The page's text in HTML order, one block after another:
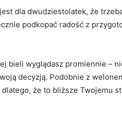
dla dwudziestolatek, że
podkopać radość z
bieli wyglądasz promiennie –
decyzją. Podobnie z
dlatego, że to bliższe Twojemu